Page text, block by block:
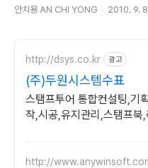
안치용 AN CHI YONG 2010. 9.
http://dsys.co.kr 광고
(주)두원시스템수표
스탬프투어 통합컨설팅,기
작,시공,유지관리,스탬프북
http://